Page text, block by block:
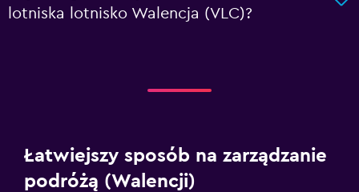
lotniska lotnisko Walencja (VLC)?
Łatwiejszy sposób na zarządzanie
podróżą (Walencji)